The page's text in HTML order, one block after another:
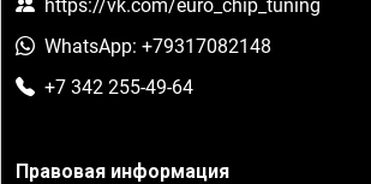
https://vk.com/euro_chip_tuning
WhatsApp: +79317082148
+7 342 255-49-64
Правовая информация